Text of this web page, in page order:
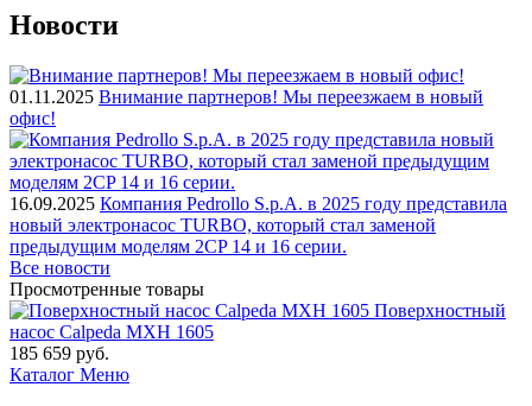
Новости
01.11.2025 Внимание партнеров! Мы переезжаем в новый
офис!
16.09.2025 Компания Pedrollo S.p.A. в 2025 году представила
новый электронасос TURBO, который стал заменой
предыдущим моделям 2CP 14 и 16 серии.
Все новости
Просмотренные товары
Поверхностный
насос Calpeda MXH 1605
185 659 руб.
Каталог Меню